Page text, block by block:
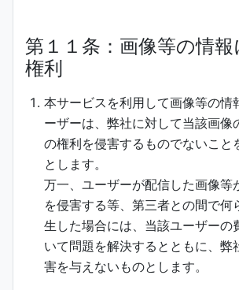
第１１条：画像等の情報
権利
本サービスを利用して画像等の情
ーザーは、弊社に対して当該画像
の権利を侵害するものでないこと
とします。
万一、ユーザーが配信した画像等
を侵害する等、第三者との間で何
生した場合には、当該ユーザーの
いて問題を解決するとともに、弊
害を与えないものとします。